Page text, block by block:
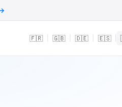
🇫🇷 🇬🇧 🇩🇪 🇪🇸